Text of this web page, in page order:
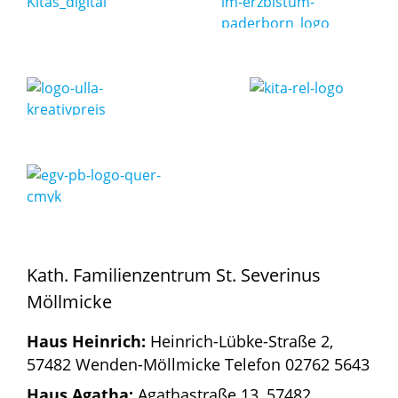
Kath. Familienzentrum St. Severinus
Möllmicke
Haus Heinrich: Heinrich-Lübke-Straße 2,
57482 Wenden-Möllmicke Telefon 02762 5643